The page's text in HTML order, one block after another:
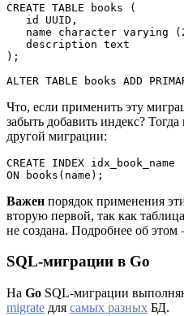
CREATE TABLE books (
   id UUID,
name character varying
   description text
);
ALTER TABLE books ADD
Что, если применить эту
забыть добавить индекс?
другой миграции:
CREATE INDEX idx_book_name
ON books(name);
Важен порядок применения
вторую первой, так как
не создана. Подробнее об
SQL-миграции в Go
На Go SQL-миграции
migrate для самых разных БД.